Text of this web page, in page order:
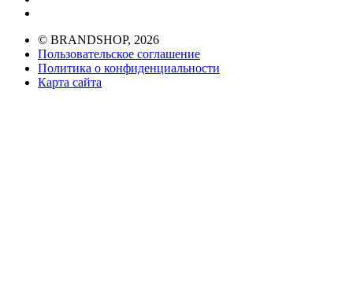
© BRANDSHOP, 2026
Пользовательское соглашение
Политика о конфиденциальности
Карта сайта